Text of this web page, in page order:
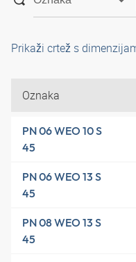
Prikaži crtež s
Oznaka
PN 06 WEO 10 S
45
PN 06 WEO 13 S
45
PN 08 WEO 13 S
45